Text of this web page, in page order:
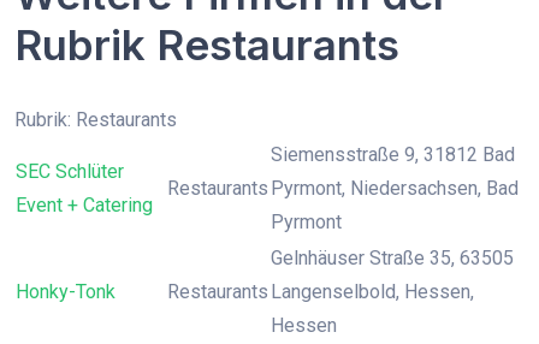
Rubrik Restaurants
Rubrik: Restaurants
SEC Schlüter
Event + Catering
Restaurants
Siemensstraße 9, 31812 Bad
Pyrmont, Niedersachsen, Bad
Pyrmont
Honky-Tonk Restaurants
Gelnhäuser Straße 35, 63505
Langenselbold, Hessen,
Hessen